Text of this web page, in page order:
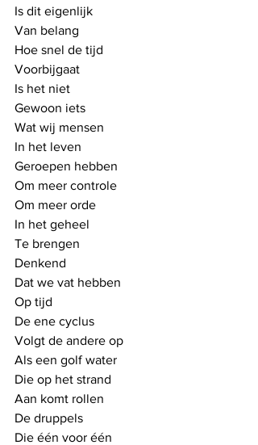
Is dit eigenlijk
Van belang
Hoe snel de tijd
Voorbijgaat
Is het niet
Gewoon iets
Wat wij mensen
In het leven
Geroepen hebben
Om meer controle
Om meer orde
In het geheel
Te brengen
Denkend
Dat we vat hebben
Op tijd
De ene cyclus
Volgt de andere op
Als een golf water
Die op het strand
Aan komt rollen
De druppels
Die één voor één